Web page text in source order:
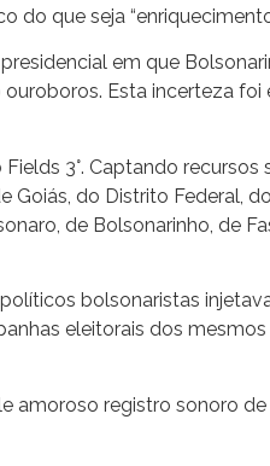
do que seja
em que
Esta incerteza
3°. Captando
Goiás, do Distrito Federal,
de Bolsonarinho, de
bolsonaristas
eleitorais dos
registro sonoro